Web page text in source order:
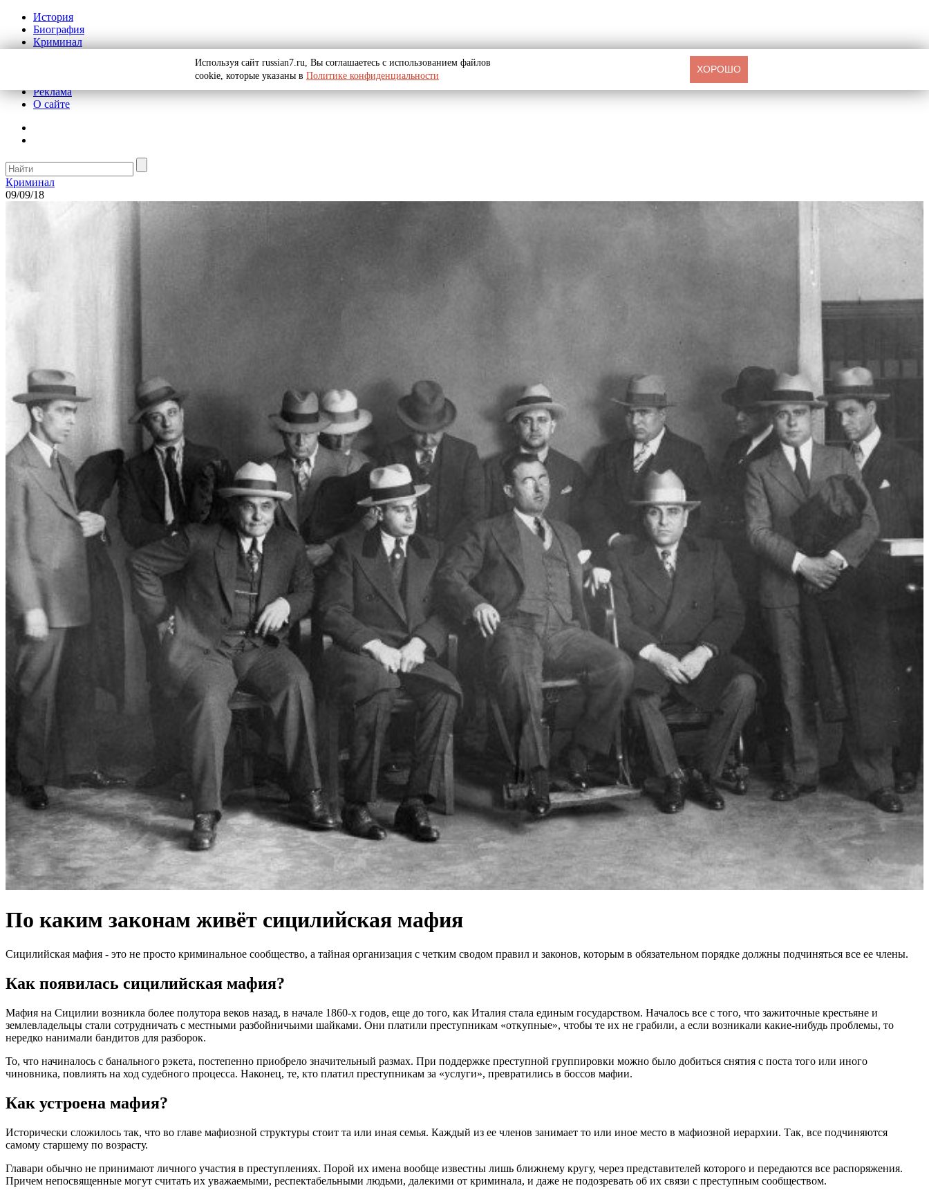
История
Биография
Криминал
Реклама
О сайте
Криминал
09/09/18
По каким законам живёт сицилийская мафия
Сицилийская мафия - это не просто криминальное сообщество, а тайная организация с четким сводом правил и законов, которым в обязательном порядке должны подчиняться все ее члены.
Как появилась сицилийская мафия?
Мафия на Сицилии возникла более полутора веков назад, в начале 1860-х годов, еще до того, как Италия стала единым государством. Началось все с того, что зажиточные крестьяне и
землевладельцы стали сотрудничать с местными разбойничьими шайками. Они платили преступникам «откупные», чтобы те их не грабили, а если возникали какие-нибудь проблемы, то
нередко нанимали бандитов для разборок.
То, что начиналось с банального рэкета, постепенно приобрело значительный размах. При поддержке преступной группировки можно было добиться снятия с поста того или иного
чиновника, повлиять на ход судебного процесса. Наконец, те, кто платил преступникам за «услуги», превратились в боссов мафии.
Как устроена мафия?
Исторически сложилось так, что во главе мафиозной структуры стоит та или иная семья. Каждый из ее членов занимает то или иное место в мафиозной иерархии. Так, все подчиняются
самому старшему по возрасту.
Главари обычно не принимают личного участия в преступлениях. Порой их имена вообще известны лишь ближнему кругу, через представителей которого и передаются все распоряжения.
Причем непосвященные могут считать их уважаемыми, респектабельными людьми, далекими от криминала, и даже не подозревать об их связи с преступным сообществом.
Используя сайт russian7.ru, Вы соглашаетесь с использованием файлов
cookie, которые указаны в Политике конфиденциальности
ХОРОШО